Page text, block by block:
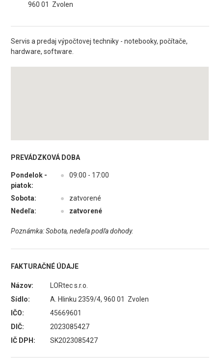
960 01
Zvolen
Servis a predaj výpočtovej techniky - notebooky, počítače,
hardware, software.
PREVÁDZKOVÁ DOBA
Pondelok -
piatok:
● 09:00 - 17:00
Sobota: ●
zatvorené
Nedeľa:
● zatvorené
Poznámka: Sobota, nedeľa podľa dohody.
FAKTURAČNÉ ÚDAJE
Názov:
LORtec s.r.o.
Sídlo:
A. Hlinku 2359/4, 960 01 Zvolen
IČO:
45669601
DIČ:
2023085427
IČ DPH:
SK2023085427